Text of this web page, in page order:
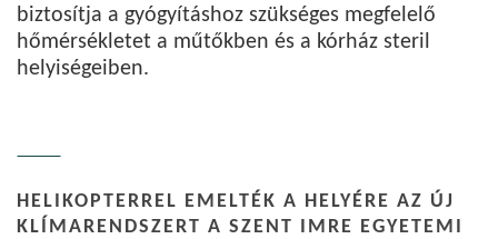
biztosítja a gyógyításhoz szükséges megfelelő
hőmérsékletet a műtőkben és a kórház steril
helyiségeiben.
HELIKOPTERREL EMELTÉK A HELYÉRE AZ ÚJ
KLÍMARENDSZERT A SZENT IMRE EGYETEMI